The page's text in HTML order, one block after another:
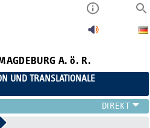
A. ö. R.
UND TRANSLATIONALE